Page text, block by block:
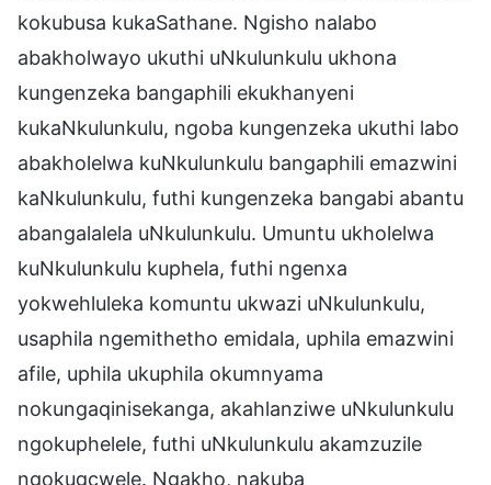
kokubusa kukaSathane. Ngisho nalabo
abakholwayo ukuthi uNkulunkulu ukhona
kungenzeka bangaphili ekukhanyeni
kukaNkulunkulu, ngoba kungenzeka ukuthi labo
abakholelwa kuNkulunkulu bangaphili emazwini
kaNkulunkulu, futhi kungenzeka bangabi abantu
abangalalela uNkulunkulu. Umuntu ukholelwa
kuNkulunkulu kuphela, futhi ngenxa
yokwehluleka komuntu ukwazi uNkulunkulu,
usaphila ngemithetho emidala, uphila emazwini
afile, uphila ukuphila okumnyama
nokungaqinisekanga, akahlanziwe uNkulunkulu
ngokuphelele, futhi uNkulunkulu akamzuzile
ngokugcwele. Ngakho, nakuba